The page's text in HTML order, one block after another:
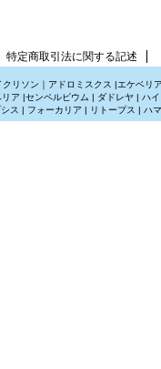
クリソン ｜ アドロミスクス |エケベリ
ア |センペルビウム | ダドレヤ | ハ
ス | フォーカリア | リトープス | ハ
特定商取引法に関する記述